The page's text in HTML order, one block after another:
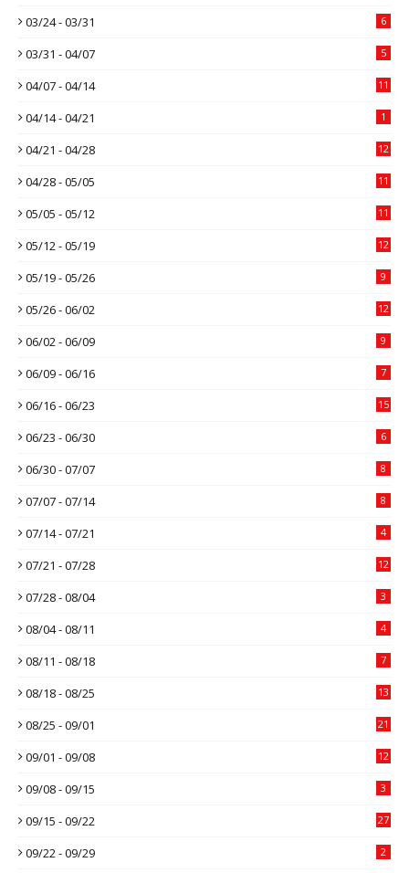
03/24 - 03/31 6
03/31 - 04/07 5
04/07 - 04/14 11
04/14 - 04/21 1
04/21 - 04/28 12
04/28 - 05/05 11
05/05 - 05/12 11
05/12 - 05/19 12
05/19 - 05/26 9
05/26 - 06/02 12
06/02 - 06/09 9
06/09 - 06/16 7
06/16 - 06/23 15
06/23 - 06/30 6
06/30 - 07/07 8
07/07 - 07/14 8
07/14 - 07/21 4
07/21 - 07/28 12
07/28 - 08/04 3
08/04 - 08/11 4
08/11 - 08/18 7
08/18 - 08/25 13
08/25 - 09/01 21
09/01 - 09/08 12
09/08 - 09/15 3
09/15 - 09/22 27
09/22 - 09/29 2